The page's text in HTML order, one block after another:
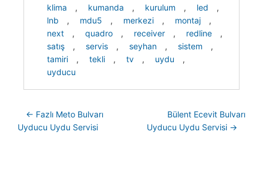
klima
, kumanda , kurulum , led
,
lnb
, mdu5 , merkezi , montaj
,
next
, quadro , receiver , redline
,
satış
, servis , seyhan , sistem
,
tamiri
, tekli , tv , uydu
,
uyducu
Post navigation
← Fazlı Meto Bulvarı
Uyducu Uydu Servisi
Bülent Ecevit Bulvarı
Uyducu Uydu Servisi →